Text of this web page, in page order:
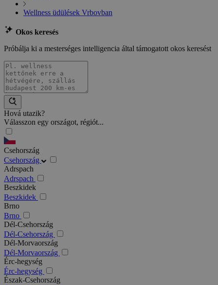
Wellness üdülések Vrbovban
Okos keresés
Próbálja ki a mesterséges intelligencia által támogatott okos keresést
Hová utazik?
Válasszon egy országot, régiót...
Csehország
Csehország
Adrspach
Adrspach
Beszkidek
Beszkidek
Brno
Brno
Dél-Csehország
Dél-Csehország
Dél-Morvaország
Dél-Morvaország
Érc-hegység
Érc-hegység
Észak-Csehország